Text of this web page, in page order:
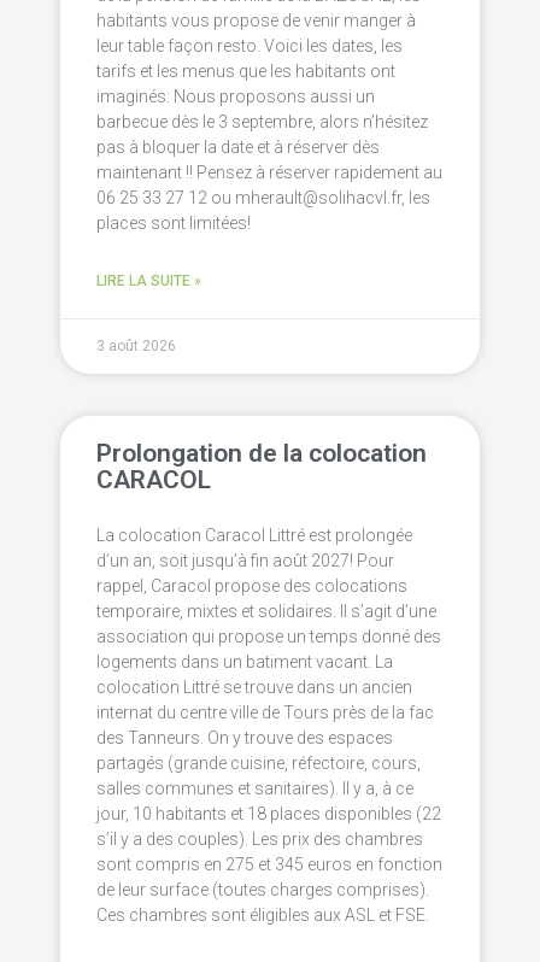
habitants vous propose de venir manger à
leur table façon resto. Voici les dates, les
tarifs et les menus que les habitants ont
imaginés: Nous proposons aussi un
barbecue dès le 3 septembre, alors n’hésitez
pas à bloquer la date et à réserver dès
maintenant !! Pensez à réserver rapidement au
06 25 33 27 12 ou mherault@solihacvl.fr, les
places sont limitées!
LIRE LA SUITE »
3 août 2026
Prolongation de la colocation
CARACOL
La colocation Caracol Littré est prolongée
d’un an, soit jusqu’à fin août 2027! Pour
rappel, Caracol propose des colocations
temporaire, mixtes et solidaires. Il s’agit d’une
association qui propose un temps donné des
logements dans un batiment vacant. La
colocation Littré se trouve dans un ancien
internat du centre ville de Tours près de la fac
des Tanneurs. On y trouve des espaces
partagés (grande cuisine, réfectoire, cours,
salles communes et sanitaires). Il y a, à ce
jour, 10 habitants et 18 places disponibles (22
s’il y a des couples). Les prix des chambres
sont compris en 275 et 345 euros en fonction
de leur surface (toutes charges comprises).
Ces chambres sont éligibles aux ASL et FSE.